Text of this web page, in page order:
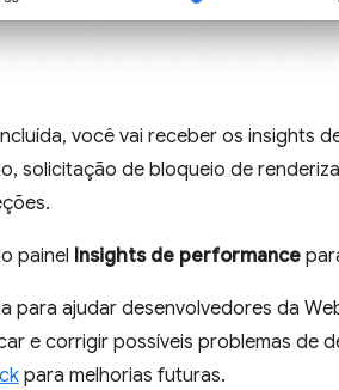
você vai receber os insights
solicitação de bloqueio de
painel Insights de performance
para ajudar desenvolvedores da
e corrigir possíveis problemas de
para melhorias futuras.